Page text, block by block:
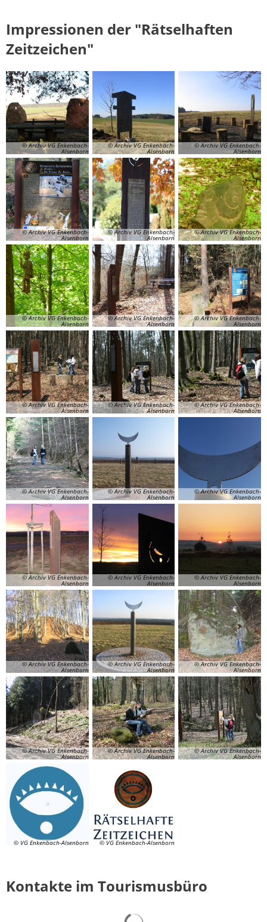
Impressionen der "Rätselhaften
Zeitzeichen"
© Archiv VG Enkenbach-
Alsenborn
© Archiv VG Enkenbach-
Alsenborn
© Archiv VG Enkenbach-
Alsenborn
© Archiv VG Enkenbach-
Alsenborn
© Archiv VG Enkenbach-
Alsenborn
© Archiv VG Enkenbach-
Alsenborn
© Archiv VG Enkenbach-
Alsenborn
© Archiv VG Enkenbach-
Alsenborn
© Archiv VG Enkenbach-
Alsenborn
© Archiv VG Enkenbach-
Alsenborn
© Archiv VG Enkenbach-
Alsenborn
© Archiv VG Enkenbach-
Alsenborn
© Archiv VG Enkenbach-
Alsenborn
© Archiv VG Enkenbach-
Alsenborn
© Archiv VG Enkenbach-
Alsenborn
© Archiv VG Enkenbach-
Alsenborn
© Archiv VG Enkenbach-
Alsenborn
© Archiv VG Enkenbach-
Alsenborn
© Archiv VG Enkenbach-
Alsenborn
© Archiv VG Enkenbach-
Alsenborn
© Archiv VG Enkenbach-
Alsenborn
© Archiv VG Enkenbach-
Alsenborn
© Archiv VG Enkenbach-
Alsenborn
© Archiv VG Enkenbach-
Alsenborn
© VG Enkenbach-Alsenborn © VG Enkenbach-Alsenborn
Kontakte im Tourismusbüro